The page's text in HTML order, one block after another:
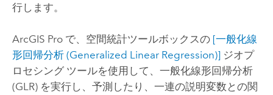
行します。
ArcGIS Proで、空間統計ツールボックスの [一般化線
形回帰分析 (Generalized Linear Regression)]ジオプ
ロセシング ツールを使用して、一般化線形回帰分析
(GLR) を実行し、予測したり、一連の説明変数との関